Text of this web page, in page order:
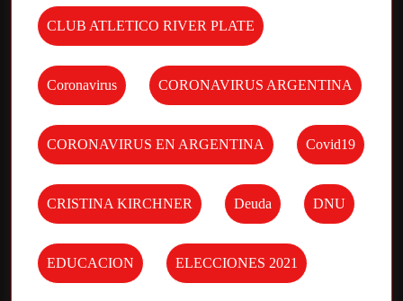
CLUB ATLETICO RIVER PLATE
Coronavirus CORONAVIRUS ARGENTINA
CORONAVIRUS EN ARGENTINA Covid19
CRISTINA KIRCHNER Deuda DNU
EDUCACION ELECCIONES 2021